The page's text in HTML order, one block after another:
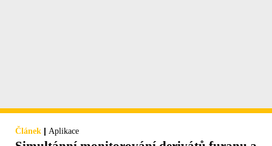
Článek | Aplikace